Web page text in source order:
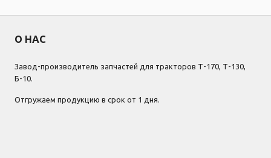
О НАС
Завод-производитель запчастей для тракторов Т-170, Т-130,
Б-10.
Отгружаем продукцию в срок от 1 дня.